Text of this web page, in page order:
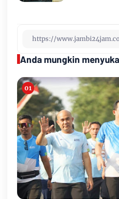
Anda mungkin